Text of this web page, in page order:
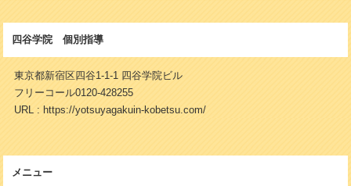
四谷学院 個別指導
東京都新宿区四谷1-1-1 四谷学院ビル
フリーコール0120-428255
URL : https://yotsuyagakuin-kobetsu.com/
メニュー